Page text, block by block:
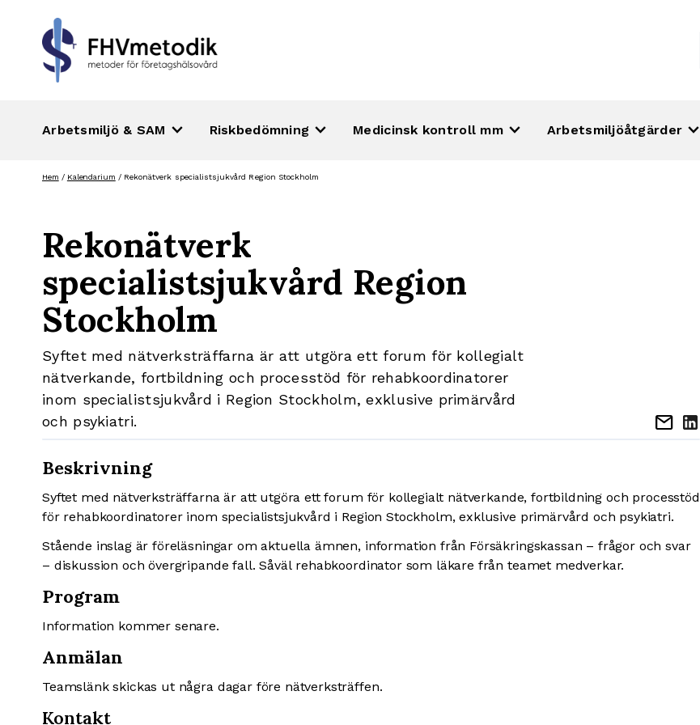
Arbetsmiljö & SAM keyboard_arrow_down Riskbedömning keyboard_arrow_down Medicinsk kontroll mm keyboard_arrow_down Arbetsmiljöåtgärder keyboard_arrow_down
Hem / Kalendarium / Rekonätverk specialistsjukvård Region Stockholm
Rekonätverk
specialistsjukvård Region
Stockholm
Syftet med nätverksträffarna är att utgöra ett forum för kollegialt
nätverkande, fortbildning och processtöd för rehabkoordinatorer
inom specialistsjukvård i Region Stockholm, exklusive primärvård
och psykiatri.
mail
Beskrivning
Syftet med nätverksträffarna är att utgöra ett forum för kollegialt nätverkande, fortbildning och processtöd
för rehabkoordinatorer inom specialistsjukvård i Region Stockholm, exklusive primärvård och psykiatri.
Stående inslag är föreläsningar om aktuella ämnen, information från Försäkringskassan – frågor och svar
– diskussion och övergripande fall. Såväl rehabkoordinator som läkare från teamet medverkar.
Program
Information kommer senare.
Anmälan
Teamslänk skickas ut några dagar före nätverksträffen.
Kontakt